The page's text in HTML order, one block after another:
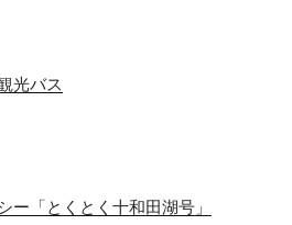
光バス
ー「とくとく十和田湖号」